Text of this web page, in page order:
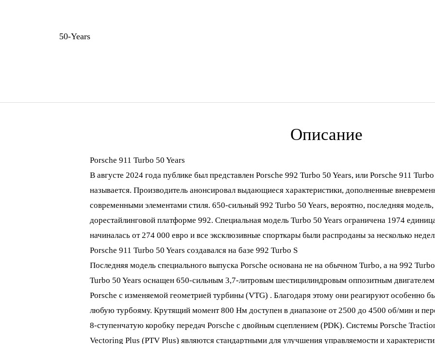
50-Years
Описание
Porsche 911 Turbo 50 Years
В августе 2024 года публике был представлен Porsche 992 Turbo 50 Years, или Porsche 911
называется. Производитель анонсировал выдающиеся характеристики, дополненные
современными элементами стиля. 650-сильный 992 Turbo 50 Years, вероятно, последняя
дорестайлинговой платформе 992. Специальная модель Turbo 50 Years ограничена 1974
начиналась от 274 000 евро и все эксклюзивные спорткары были распроданы за несколько
Porsche 911 Turbo 50 Years создавался на базе 992 Turbo S
Последняя модель специального выпуска Porsche основана не на обычном Turbo, а на 992
Turbo 50 Years оснащен 650-сильным 3,7-литровым шестицилиндровым оппозитным
Porsche с изменяемой геометрией турбины (VTG) . Благодаря этому они реагируют особенно
любую турбояму. Крутящий момент 800 Нм доступен в диапазоне от 2500 до 4500 об/мин и
8-ступенчатую коробку передач Porsche с двойным сцеплением (PDK). Системы Porsche
Vectoring Plus (PTV Plus) являются стандартными для улучшения управляемости и